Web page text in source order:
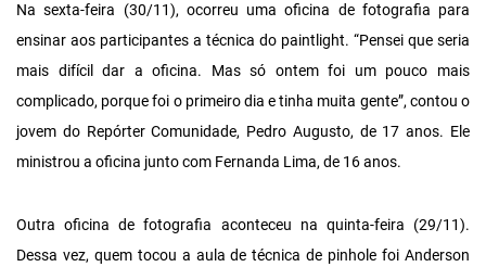
Na sexta-feira (30/11), ocorreu uma oficina de fotografia para
ensinar aos participantes a técnica do paintlight. “Pensei que seria
mais difícil dar a oficina. Mas só ontem foi um pouco mais
complicado, porque foi o primeiro dia e tinha muita gente”, contou o
jovem do Repórter Comunidade, Pedro Augusto, de 17 anos. Ele
ministrou a oficina junto com Fernanda Lima, de 16 anos.
Outra oficina de fotografia aconteceu na quinta-feira (29/11).
Dessa vez, quem tocou a aula de técnica de pinhole foi Anderson